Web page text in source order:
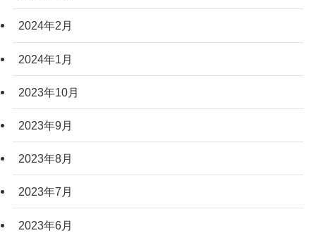
2024年2月
2024年1月
2023年10月
2023年9月
2023年8月
2023年7月
2023年6月